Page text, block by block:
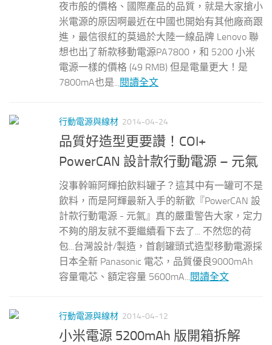
夜市般的價格、國際產品的品質，就是大家搶小
米電源的原因啊最近在中國也開始有其他廠商跟
進，最信很紅的莫過於大陸一線品牌 Lenovo 聯
想也出了新款移動電源PA7800，和 5200 小米
電源一樣的價格 (49 RMB) 但是電量更大！是
7800mA也是...閱讀全文
行動電源與線材 2014-04-24
品質好造型更要讚！COI+
PowerCAN 設計款行動電源 – 元氣
沒事幹嘛阿輝拍飲料罐子？這其中有一罐可不是
飲料，而是阿輝最新入手的新歡『PowerCAN 設
計款行動電源 - 元氣』真的嚴重警告大家，定力
不夠的朋友就不要繼續看下去了... 不然您的荷
包...台灣設計/製造，首創罐頭式造型移動電源採
日本全新 Panasonic 電芯，品質優良9000mAh
容量電芯、額定容量 5600mA...閱讀全文
行動電源與線材 2014-04-12
小米電源 5200mAh 版開箱拆解